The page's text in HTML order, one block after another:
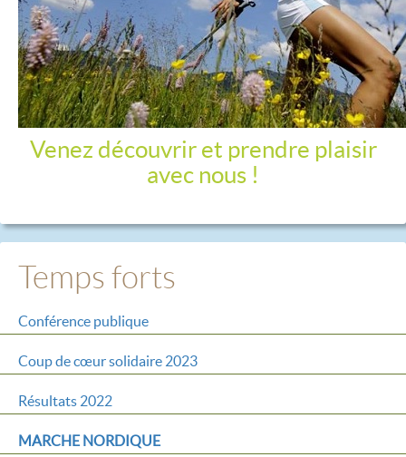
Venez découvrir et prendre plaisir
avec nous !
Temps forts
Conférence publique
Coup de cœur solidaire 2023
Résultats 2022
MARCHE NORDIQUE